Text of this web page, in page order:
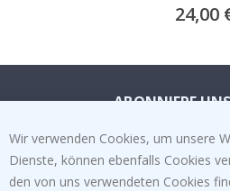
Special
Price
24,00
ABONNIERE
erhält, und profitieren
Wir verwenden Cookies, um unsere
Dienste, können ebenfalls Cookies
den von uns verwendeten Cookies